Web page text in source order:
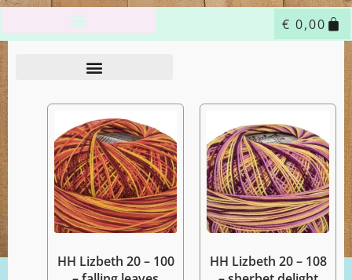
€ 0,00
HH Lizbeth 20 – 100
HH Lizbeth 20 – 108